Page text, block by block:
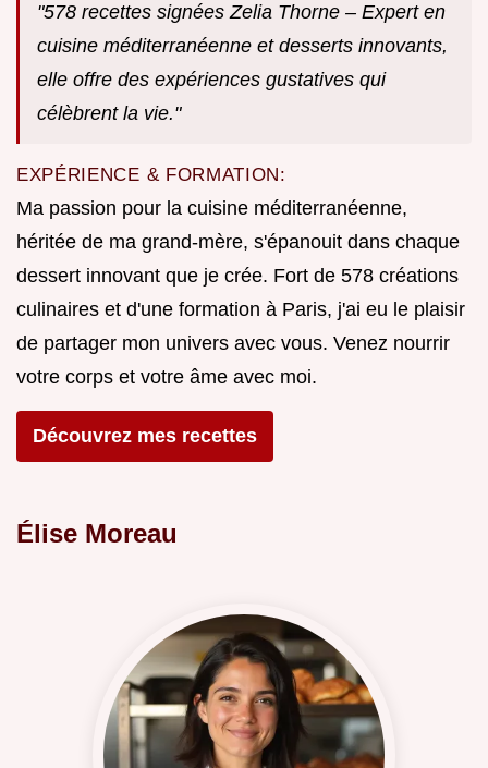
"578 recettes signées Zelia Thorne – Expert en
cuisine méditerranéenne et desserts innovants,
elle offre des expériences gustatives qui
célèbrent la vie."
EXPÉRIENCE & FORMATION:
Ma passion pour la cuisine méditerranéenne,
héritée de ma grand-mère, s'épanouit dans chaque
dessert innovant que je crée. Fort de 578 créations
culinaires et d'une formation à Paris, j'ai eu le plaisir
de partager mon univers avec vous. Venez nourrir
votre corps et votre âme avec moi.
Découvrez mes recettes
Élise Moreau